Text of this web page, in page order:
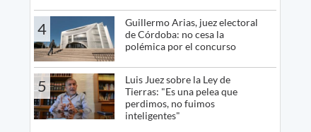
4
Guillermo Arias, juez electoral
de Córdoba: no cesa la
polémica por el concurso
5
Luis Juez sobre la Ley de
Tierras: "Es una pelea que
perdimos, no fuimos
inteligentes"